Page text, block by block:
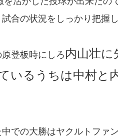
合の状況をしっかり把握
登板時にしろ内山壮に
いるうちは中村と
での大勝はヤクルトファ